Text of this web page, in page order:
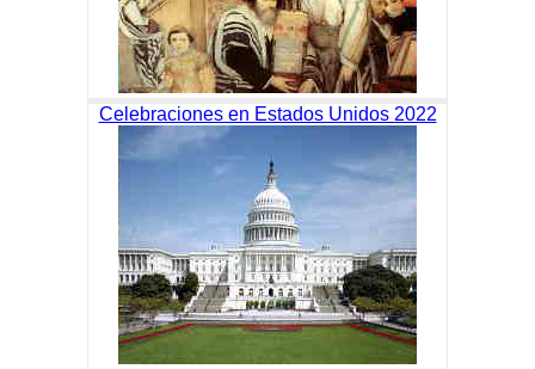
Celebraciones en Estados Unidos 2022